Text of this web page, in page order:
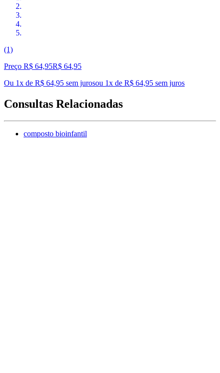
(1)
Preço R$ 64,95R$ 64,95
Ou 1x de R$ 64,95 sem jurosou 1x de R$ 64,95 sem juros
Consultas Relacionadas
composto bioinfantil